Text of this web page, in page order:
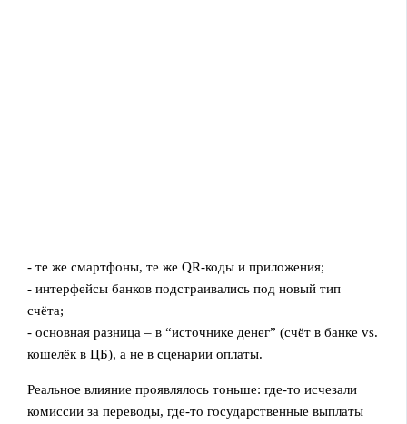
- те же смартфоны, те же QR‑коды и приложения;
- интерфейсы банков подстраивались под новый тип
счёта;
- основная разница – в “источнике денег” (счёт в банке vs.
кошелёк в ЦБ), а не в сценарии оплаты.
Реальное влияние проявлялось тоньше: где‑то исчезали
комиссии за переводы, где‑то государственные выплаты